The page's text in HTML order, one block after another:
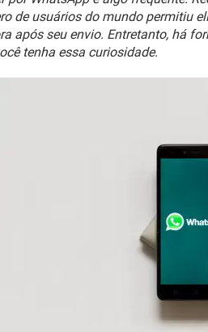
de usuários do mundo permitiu
após seu envio. Entretanto, há
tenha essa curiosidade.